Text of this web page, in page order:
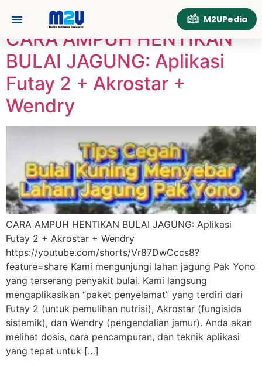
M2UPedia
CARA AMPUH HENTIKAN
BULAI JAGUNG: Aplikasi
Futay 2 + Akrostar +
Wendry
CARA AMPUH HENTIKAN BULAI JAGUNG: Aplikasi
Futay 2 + Akrostar + Wendry
https://youtube.com/shorts/Vr87DwCccs8?
feature=share Kami mengunjungi lahan jagung Pak Yono
yang terserang penyakit bulai. Kami langsung
mengaplikasikan “paket penyelamat” yang terdiri dari
Futay 2 (untuk pemulihan nutrisi), Akrostar (fungisida
sistemik), dan Wendry (pengendalian jamur). Anda akan
melihat dosis, cara pencampuran, dan teknik aplikasi
yang tepat untuk […]